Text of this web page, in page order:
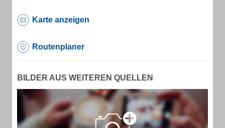
Karte anzeigen
Routenplaner
BILDER AUS WEITEREN QUELLEN